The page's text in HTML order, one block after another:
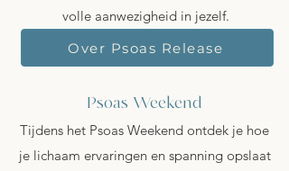
volle aanwezigheid in jezelf.
Over Psoas Release
Psoas Weekend
Tijdens het Psoas Weekend ontdek je hoe
je lichaam ervaringen en spanning opslaat